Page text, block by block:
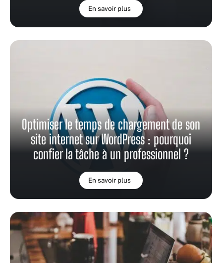
En savoir plus
Optimiser le temps de chargement de son
site internet sur WordPress : pourquoi
confier la tâche à un professionnel ?
En savoir plus